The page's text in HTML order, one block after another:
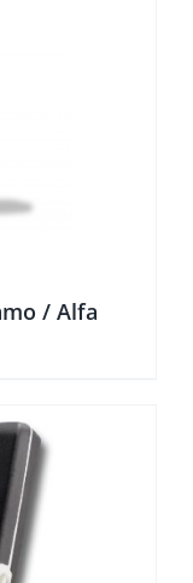
/ Alfa